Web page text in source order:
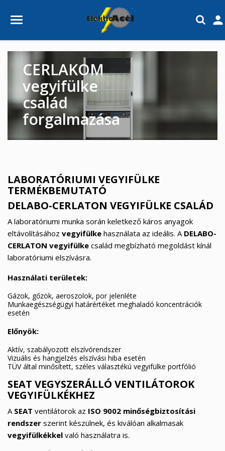

CERLAKOM
vegyifülke
család
forgalmazása
LABORATÓRIUMI VEGYIFÜLKE
TERMÉKBEMUTATÓ
DELABO-CERLATON VEGYIFÜLKE CSALÁD
A laboratóriumi munka során keletkező káros anyagok
eltávolításához vegyifülke használata az ideális. A DELABO-
CERLATON vegyifülke család megbízható megoldást kínál
laboratóriumi elszívásra.
Használati területek:
Gázok, gőzök, aeroszolok, por jelenléte
Munkaegészségügyi határértéket meghaladó koncentrációk
esetén
Előnyök:
Aktív, szabályozott elszívórendszer
Vizuális és hangjelzés elszívási hiba esetén
TÜV által minősített, széles választékú vegyifülke portfólió
SEAT VEGYSZERÁLLÓ VENTILÁTOROK
VEGYIFÜLKÉKHEZ
A SEAT ventilátorok az ISO 9002 minőségbiztosítási
rendszer szerint készülnek, és kiválóan alkalmasak
vegyifülkékkel való használatra is.